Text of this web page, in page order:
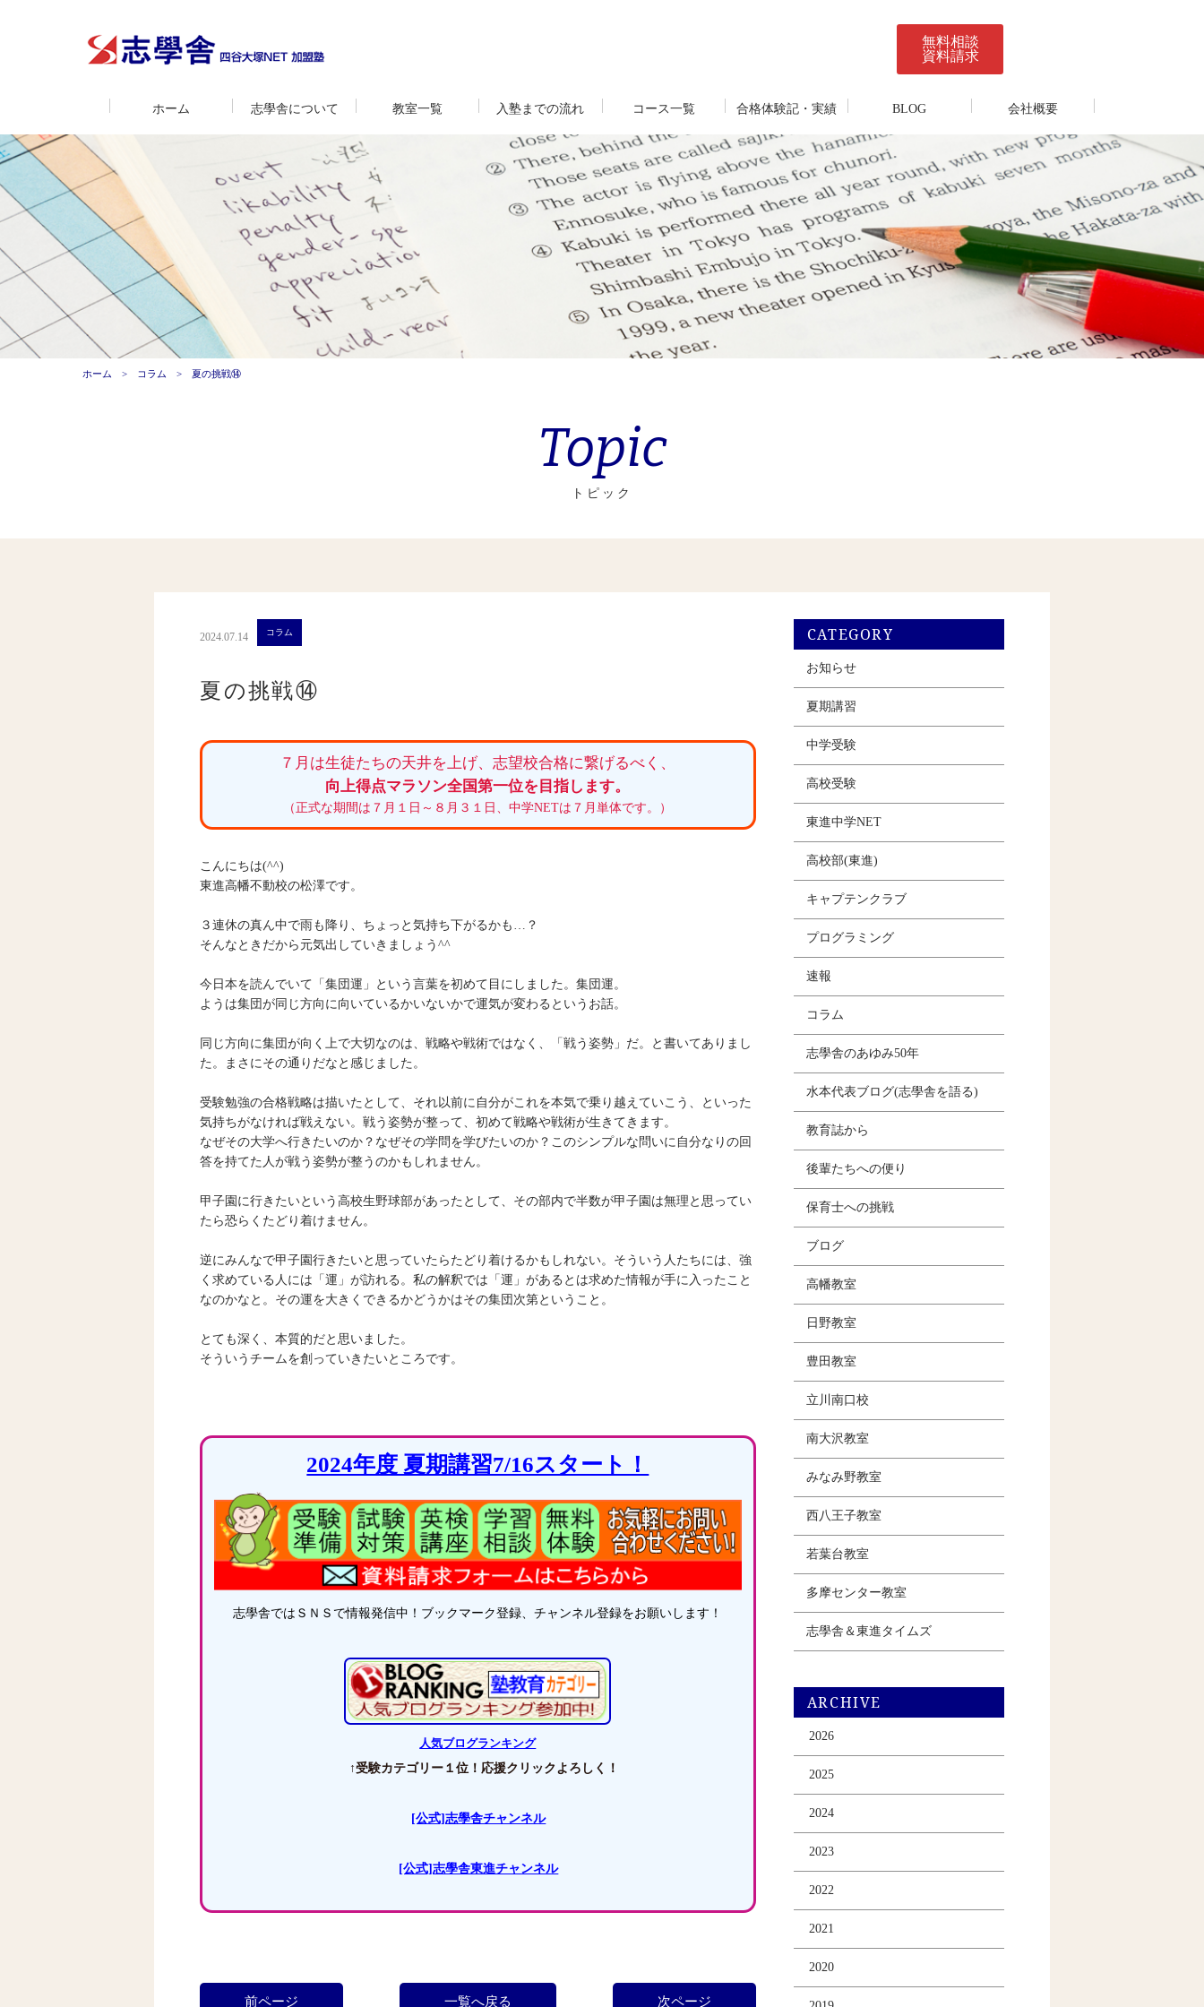
無料相談
資料請求
ホーム 志學舎について 教室一覧 入塾までの流れ コース一覧 合格体験記・実績 BLOG 会社概要
ホーム コラム 夏の挑戦⑭
Topic
トピック
2024.07.14 コラム
夏の挑戦⑭
７月は生徒たちの天井を上げ、志望校合格に繋げるべく、
向上得点マラソン全国第一位を目指します。
（正式な期間は７月１日～８月３１日、中学NETは７月単体です。）
こんにちは(^^)
東進高幡不動校の松澤です。
３連休の真ん中で雨も降り、ちょっと気持ち下がるかも…？
そんなときだから元気出していきましょう^^
今日本を読んでいて「集団運」という言葉を初めて目にしました。集団運。
ようは集団が同じ方向に向いているかいないかで運気が変わるというお話。
同じ方向に集団が向く上で大切なのは、戦略や戦術ではなく、「戦う姿勢」だ。と書いてありまし
た。まさにその通りだなと感じました。
受験勉強の合格戦略は描いたとして、それ以前に自分がこれを本気で乗り越えていこう、といった
気持ちがなければ戦えない。戦う姿勢が整って、初めて戦略や戦術が生きてきます。
なぜその大学へ行きたいのか？なぜその学問を学びたいのか？このシンプルな問いに自分なりの回
答を持てた人が戦う姿勢が整うのかもしれません。
甲子園に行きたいという高校生野球部があったとして、その部内で半数が甲子園は無理と思ってい
たら恐らくたどり着けません。
逆にみんなで甲子園行きたいと思っていたらたどり着けるかもしれない。そういう人たちには、強
く求めている人には「運」が訪れる。私の解釈では「運」があるとは求めた情報が手に入ったこと
なのかなと。その運を大きくできるかどうかはその集団次第ということ。
とても深く、本質的だと思いました。
そういうチームを創っていきたいところです。
2024年度 夏期講習7/16スタート！
志學舎ではＳＮＳで情報発信中！ブックマーク登録、チャンネル登録をお願いします！
人気ブログランキング
↑受験カテゴリー１位！応援クリックよろしく！
[公式]志學舎チャンネル
[公式]志學舎東進チャンネル
前ページ 一覧へ戻る 次ページ
CATEGORY
お知らせ
夏期講習
中学受験
高校受験
東進中学NET
高校部(東進)
キャプテンクラブ
プログラミング
速報
コラム
志學舎のあゆみ50年
水本代表ブログ(志學舎を語る)
教育誌から
後輩たちへの便り
保育士への挑戦
ブログ
高幡教室
日野教室
豊田教室
立川南口校
南大沢教室
みなみ野教室
西八王子教室
若葉台教室
多摩センター教室
志學舎＆東進タイムズ
ARCHIVE
2026
2025
2024
2023
2022
2021
2020